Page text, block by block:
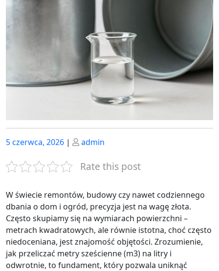
Posted
5 czerwca, 2026 | Posted
admin
Rate this post
W świecie remontów, budowy czy nawet codziennego
dbania o dom i ogród, precyzja jest na wagę złota.
Często skupiamy się na wymiarach powierzchni –
metrach kwadratowych, ale równie istotna, choć często
niedoceniana, jest znajomość objętości. Zrozumienie,
jak przeliczać metry sześcienne (m3) na litry i
odwrotnie, to fundament, który pozwala uniknąć